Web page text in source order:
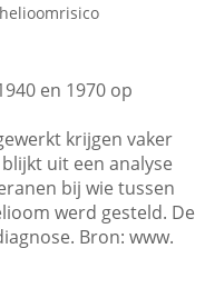
en 1970 op
krijgen vaker
uit een analyse
bij wie tussen
werd gesteld. De
Bron: www.